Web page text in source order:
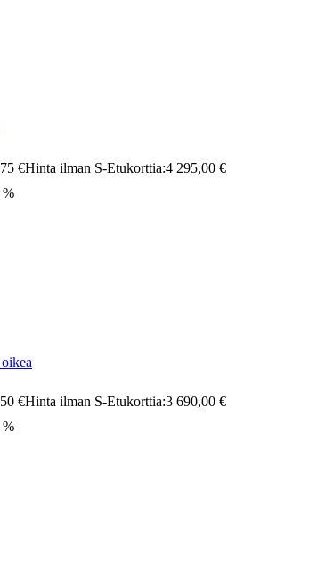
€Hinta ilman S-Etukorttia:4 295,00 €
%
€Hinta ilman S-Etukorttia:3 690,00 €
%